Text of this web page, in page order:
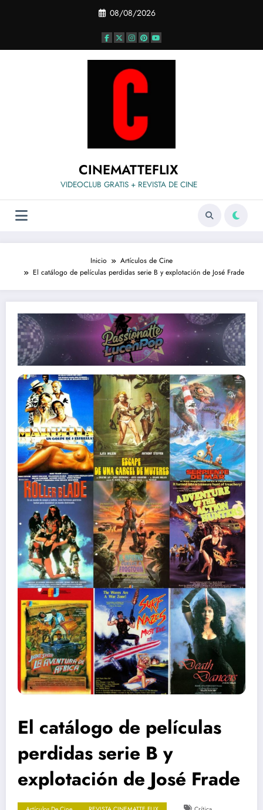
08/08/2026
CINEMATTEFLIX
VIDEOCLUB GRATIS + REVISTA DE CINE
Inicio
Artículos de Cine
El catálogo de películas perdidas serie B y explotación de José Frade
El catálogo de películas
perdidas serie B y
explotación de José Frade